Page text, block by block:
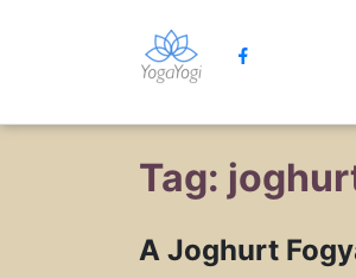
Tag:
A Joghurt